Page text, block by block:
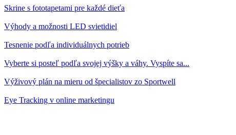
Skrine s fototapetami pre každé dieťa
Výhody a možnosti LED svietidiel
Tesnenie podľa individuálnych potrieb
Vyberte si posteľ podľa svojej výšky a váhy. Vyspíte sa...
Výživový plán na mieru od špecialistov zo Sportwell
Eye Tracking v online marketingu